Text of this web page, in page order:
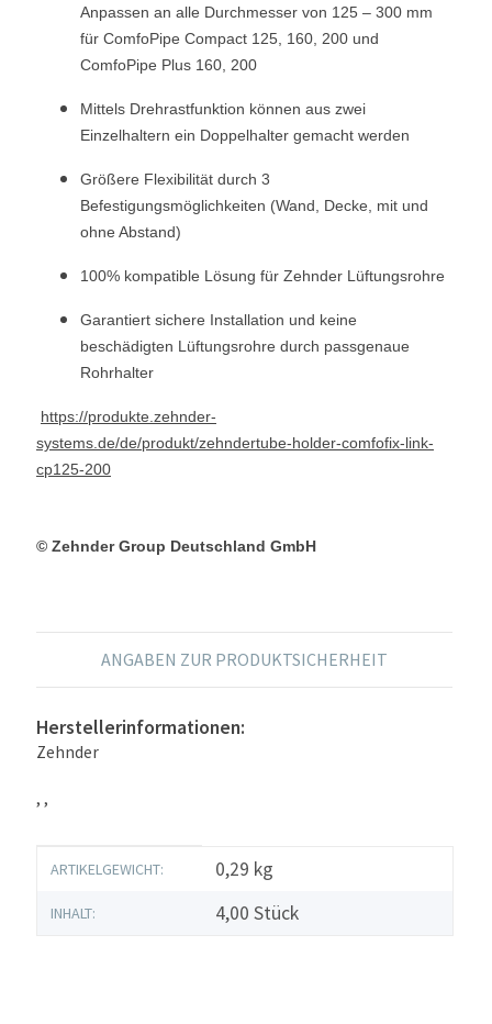
Anpassen an alle Durchmesser von 125 – 300 mm
für ComfoPipe Compact 125, 160, 200 und
ComfoPipe Plus 160, 200
Mittels Drehrastfunktion können aus zwei
Einzelhaltern ein Doppelhalter gemacht werden
Größere Flexibilität durch 3
Befestigungsmöglichkeiten (Wand, Decke, mit und
ohne Abstand)
100% kompatible Lösung für Zehnder Lüftungsrohre
Garantiert sichere Installation und keine
beschädigten Lüftungsrohre durch passgenaue
Rohrhalter
https://produkte.zehnder-
systems.de/de/produkt/zehndertube-holder-comfofix-link-
cp125-200
© Zehnder Group Deutschland GmbH
ANGABEN ZUR PRODUKTSICHERHEIT
Herstellerinformationen:
Zehnder
, ,
Produkteigenschaft
Wert
ARTIKELGEWICHT: 0,29 kg
INHALT: 4,00 Stück